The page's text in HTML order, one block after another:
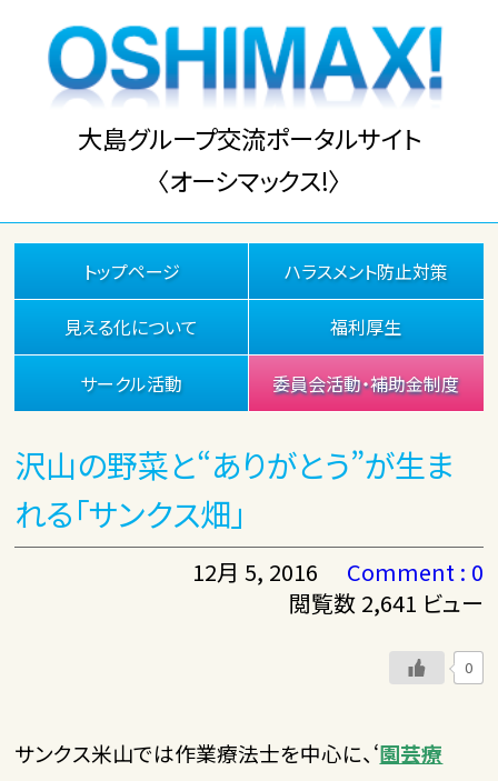
大島グループ交流ポータルサイト
〈オーシマックス!〉
トップページ ハラスメント防止対策
見える化について 福利厚生
サークル活動 委員会活動・補助金制度
沢山の野菜と“ありがとう”が生ま
れる「サンクス畑」
12月 5, 2016
Comment : 0
閲覧数 2,641 ビュー
0
サンクス米山では作業療法士を中心に、‘園芸療